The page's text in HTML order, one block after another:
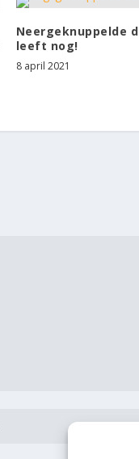
Neergeknuppelde
leeft nog!
8 april 2021